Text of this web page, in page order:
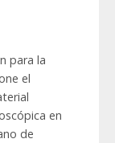
para la
el
en
de